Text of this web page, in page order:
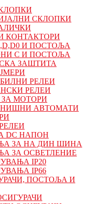
СКЛОПКИ
КОНТАКТОРИ
И ПОСТОЉА
C И ПОСТОЉА
ЗАШТИТА
РЕЛЕИ
РЕЛЕИ
ЗА МОТОРИ
АВТОМАТИ
DC НАПОН
ЗА НА ДИН ШИНА
ЗА ОСВЕТЛЕНИЕ
IP20
IP66
ПОСТОЉА И